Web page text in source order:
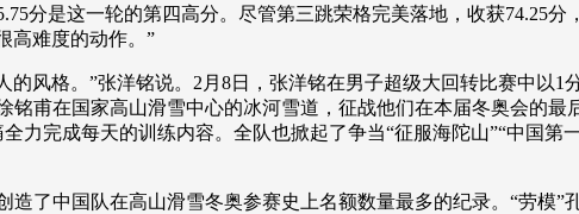
分是这一轮的第四高分。尽管第三跳荣格完美落地，收获74.25
高难度的动作。”
格。”张洋铭说。2月8日，张洋铭在男子超级大回转比赛中以1
甫在国家高山滑雪中心的冰河雪道，征战他们在本届冬奥会的
力完成每天的训练内容。全队也掀起了争当“征服海陀山”“中国第
中国队在高山滑雪冬奥参赛史上名额数量最多的纪录。“劳模”